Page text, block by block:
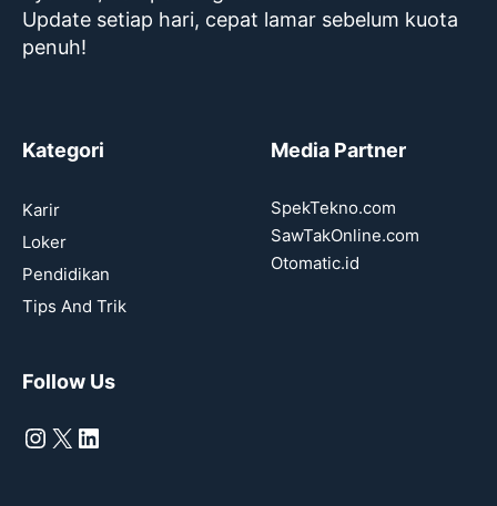
Update setiap hari, cepat lamar sebelum kuota
penuh!
Kategori
Karir
Loker
Pendidikan
Tips And Trik
Media Partner
SpekTekno.com
SawTakOnline.com
Otomatic.id
Follow Us
Instagram
X LinkedIn